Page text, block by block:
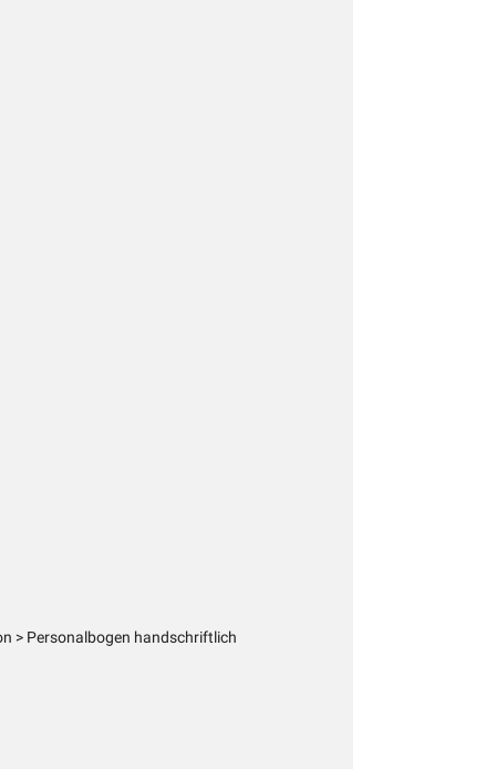
> Personalbogen handschriftlich